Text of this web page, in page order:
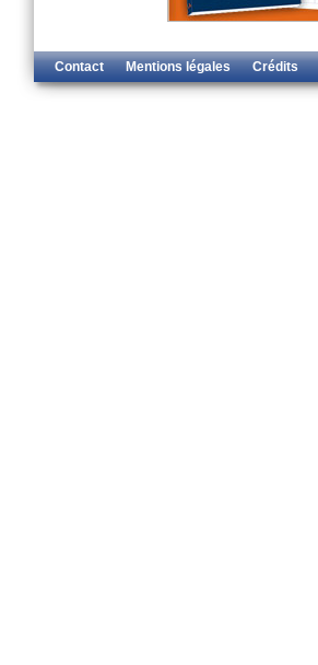
Contact Mentions légales Crédits